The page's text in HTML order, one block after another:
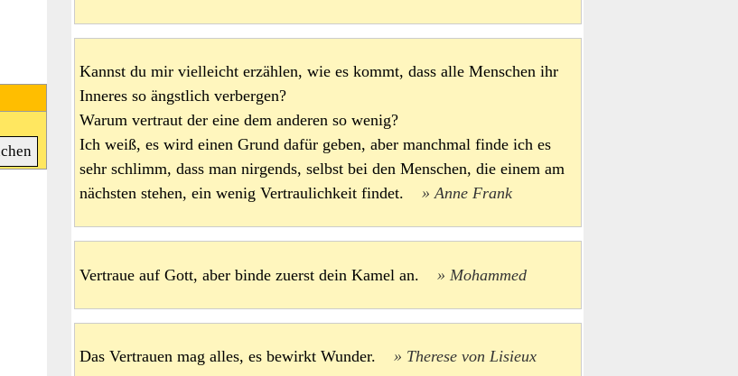
Kannst du mir vielleicht erzählen, wie es kommt, dass alle Menschen ihr
Inneres so ängstlich verbergen?
Warum vertraut der eine dem anderen so wenig?
Ich weiß, es wird einen Grund dafür geben, aber manchmal finde ich es
sehr schlimm, dass man nirgends, selbst bei den Menschen, die einem am
nächsten stehen, ein wenig Vertraulichkeit findet.
Anne Frank
Vertraue auf Gott, aber binde zuerst dein Kamel an. Mohammed
Das Vertrauen mag alles, es bewirkt Wunder. Therese von Lisieux